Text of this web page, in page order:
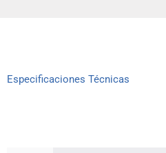
Especificaciones Técnicas